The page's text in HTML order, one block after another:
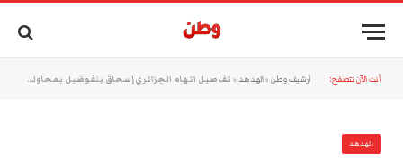
أنت الآن تتصفح: أرشيف وطن »الهدهد » تفاصيل اتهام الجزائري إسحاق بلفوضيل بمحاولة قتل شقيقته ورد فعل رياض محرز
الهدهد